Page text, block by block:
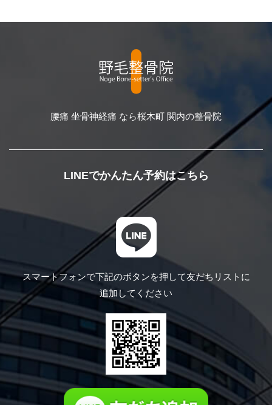
腰痛 坐骨神経痛 なら桜木町 関内の整骨院
LINEでかんたん予約はこちら
スマートフォンで下記のボタンを押して友だちリストに
追加してください